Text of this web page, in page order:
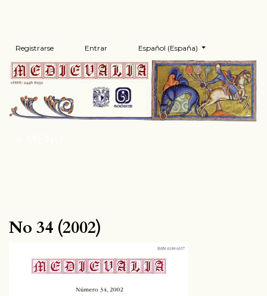
Registrarse Entrar Cambiar el idioma. El
Español (España)
No 34 (2002)